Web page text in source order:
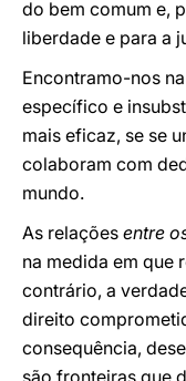
do bem comum e,
liberdade e para a
Encontramo-nos
específico e
mais eficaz, se se
colaboram com
mundo.
As relações entre
na medida em que
contrário, a
direito
consequência,
são fronteiras que